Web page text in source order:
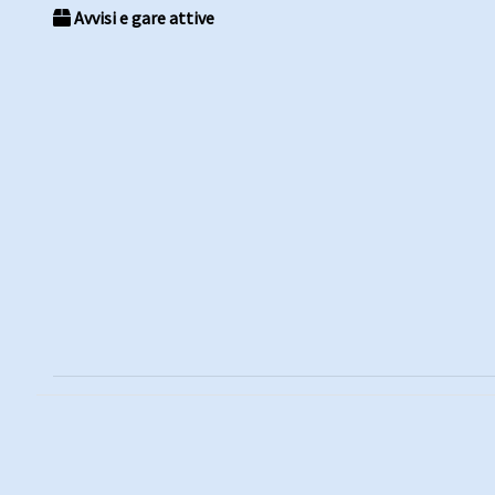
Avvisi e gare attive